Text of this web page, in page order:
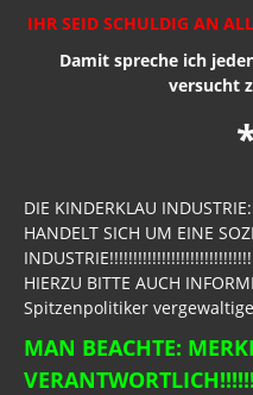
Nachrichten
Nachrichten
Nachrichten
Nachrichten Juli
Nachrichten Juni
Nachrichten Mai
Nachrichten April
IHR SEID SCHULDIG AN
Damit spreche ich
versucht
DIE KINDERKLAU
HANDELT SICH UM EINE
HIERZU BITTE AUCH
Spitzenpolitiker
MAN BEACHTE: